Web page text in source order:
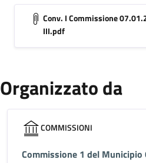
Conv. I Commissione
III.pdf
Organizzato da
COMMISSIONI
Commissione 1 del Municipio